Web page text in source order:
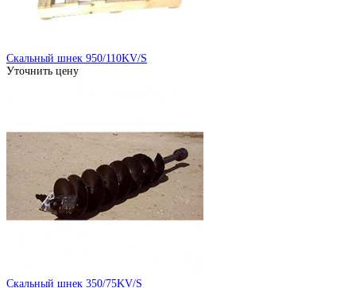
Скальный шнек 950/110KV/S
Уточнить цену
Скальный шнек 350/75KV/S